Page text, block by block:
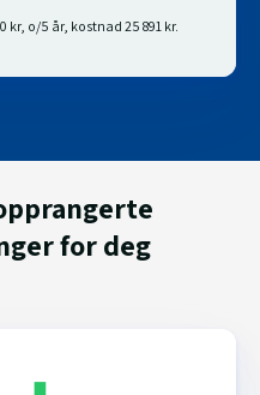
kr, o/5 år, kostnad 25 891 kr.
for deg